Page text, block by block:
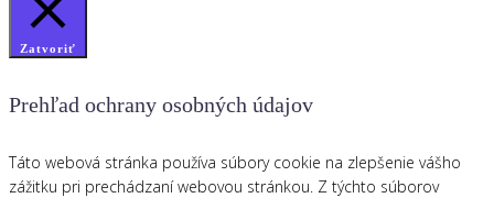
Zatvoriť
Prehľad ochrany osobných údajov
Táto webová stránka používa súbory cookie na zlepšenie vášho
zážitku pri prechádzaní webovou stránkou. Z týchto súborov